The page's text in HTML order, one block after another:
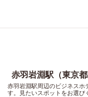
赤羽岩淵駅（東京
赤羽岩淵駅周辺のビジネスホ
す。見たいスポットをお選び